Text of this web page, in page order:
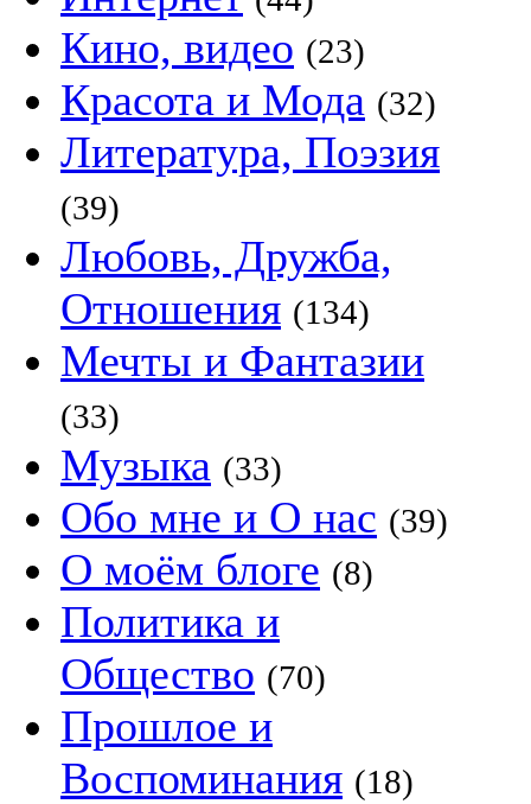
Кино, видео (23)
Красота и Мода (32)
Литература, Поэзия
(39)
Любовь, Дружба,
Отношения (134)
Мечты и Фантазии
(33)
Музыка (33)
Обо мне и О нас (39)
О моём блоге (8)
Политика и
Общество (70)
Прошлое и
Воспоминания (18)